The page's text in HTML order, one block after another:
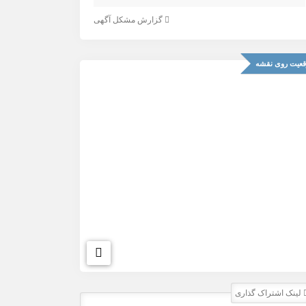
گزارش مشکل آگهی
روی نقشه
لینک اشتراک گذاری